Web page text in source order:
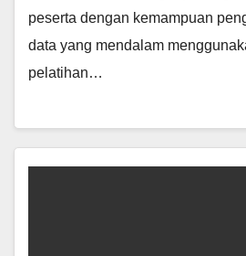
peserta dengan kemampuan
data yang mendalam
pelatihan…